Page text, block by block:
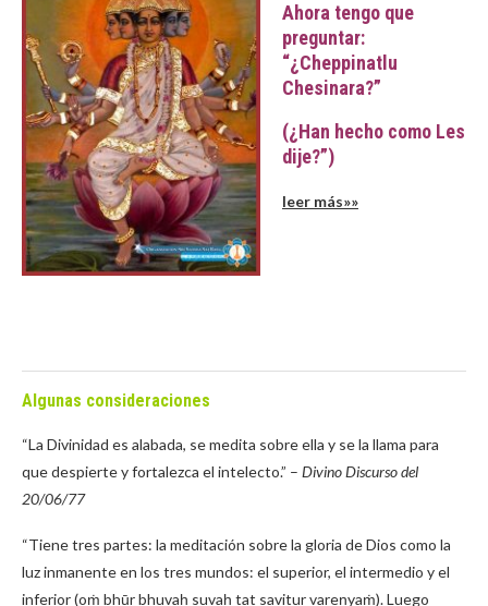
Ahora tengo que
preguntar:
“¿Cheppinatlu
Chesinara?”
(¿Han hecho como Les
dije?”)
leer más»»
Algunas consideraciones
“La Divinidad es alabada, se medita sobre ella y se la llama para
que despierte y fortalezca el intelecto.” – Divino Discurso del
20/06/77
“Tiene tres partes: la meditación sobre la gloria de Dios como la
luz inmanente en los tres mundos: el superior, el intermedio y el
inferior (oṁ bhūr bhuvaḥ suvaḥ tat savitur vareṇyaṁ). Luego